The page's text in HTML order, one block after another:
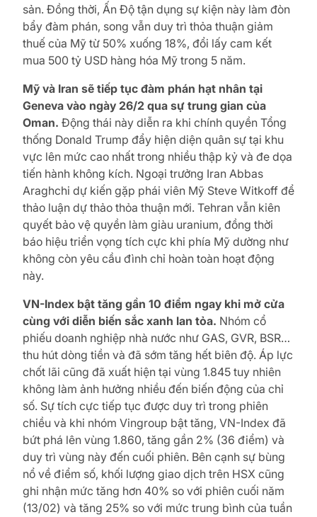
sản. Đồng thời, Ấn Độ tận dụng sự kiện này làm đòn
bẩy đàm phán, song vẫn duy trì thỏa thuận giảm
thuế của Mỹ từ 50% xuống 18%, đổi lấy cam kết
mua 500 tỷ USD hàng hóa Mỹ trong 5 năm.
Mỹ và Iran sẽ tiếp tục đàm phán hạt nhân tại
Geneva vào ngày 26/2 qua sự trung gian của
Oman. Động thái này diễn ra khi chính quyền Tổng
thống Donald Trump đẩy hiện diện quân sự tại khu
vực lên mức cao nhất trong nhiều thập kỷ và đe dọa
tiến hành không kích. Ngoại trưởng Iran Abbas
Araghchi dự kiến gặp phái viên Mỹ Steve Witkoff để
thảo luận dự thảo thỏa thuận mới. Tehran vẫn kiên
quyết bảo vệ quyền làm giàu uranium, đồng thời
báo hiệu triển vọng tích cực khi phía Mỹ dường như
không còn yêu cầu đình chỉ hoàn toàn hoạt động
này.
VN-Index bật tăng gần 10 điểm ngay khi mở cửa
cùng với diễn biến sắc xanh lan tỏa. Nhóm cổ
phiếu doanh nghiệp nhà nước như GAS, GVR, BSR…
thu hút dòng tiền và đã sớm tăng hết biên độ. Áp lực
chốt lãi cũng đã xuất hiện tại vùng 1.845 tuy nhiên
không làm ảnh hưởng nhiều đến biến động của chỉ
số. Sự tích cực tiếp tục được duy trì trong phiên
chiều và khi nhóm Vingroup bật tăng, VN-Index đã
bứt phá lên vùng 1.860, tăng gần 2% (36 điểm) và
duy trì vùng này đến cuối phiên. Bên cạnh sự bùng
nổ về điểm số, khối lượng giao dịch trên HSX cũng
ghi nhận mức tăng hơn 40% so với phiên cuối năm
(13/02) và tăng 25% so với mức trung bình của tuần